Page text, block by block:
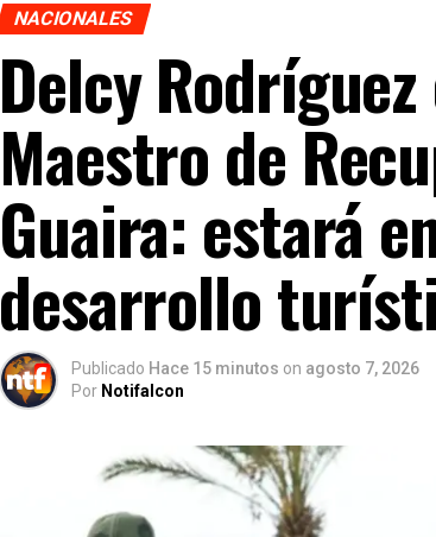
NACIONALES
Delcy
Maestro de
Guaira: estará
desarrollo
Publicado Hace 15 minutos on agosto 7, 2026
Por Notifalcon